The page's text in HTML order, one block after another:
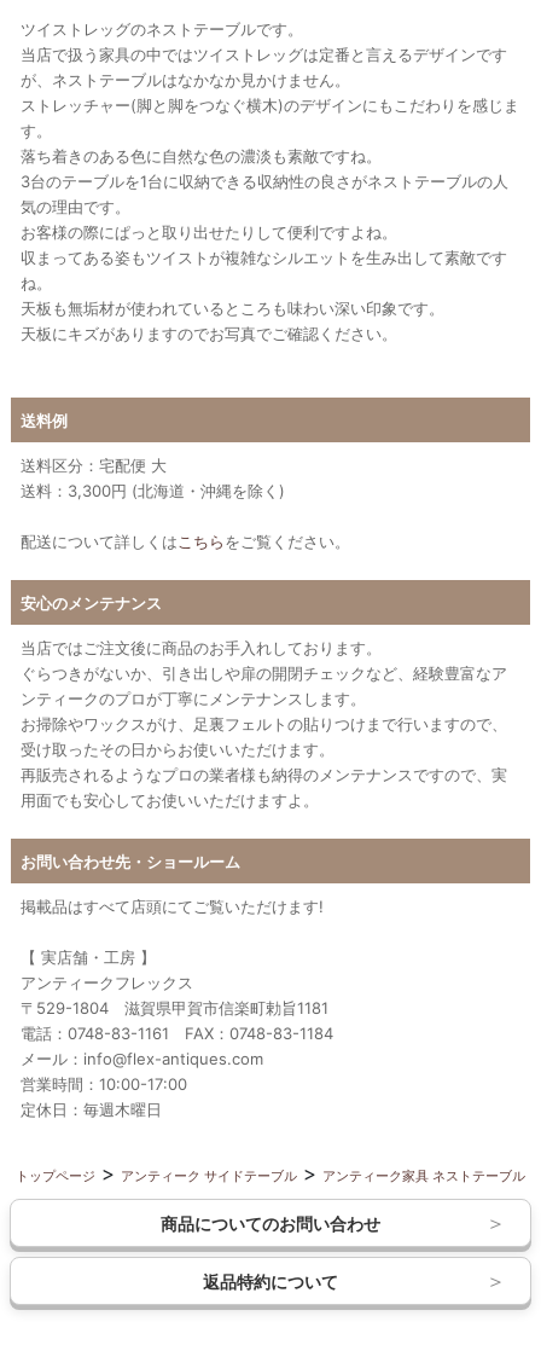
ツイストレッグのネストテーブルです。
当店で扱う家具の中ではツイストレッグは定番と言えるデザインです
が、ネストテーブルはなかなか見かけません。
ストレッチャー(脚と脚をつなぐ横木)のデザインにもこだわりを感じま
す。
落ち着きのある色に自然な色の濃淡も素敵ですね。
3台のテーブルを1台に収納できる収納性の良さがネストテーブルの人
気の理由です。
お客様の際にぱっと取り出せたりして便利ですよね。
収まってある姿もツイストが複雑なシルエットを生み出して素敵です
ね。
天板も無垢材が使われているところも味わい深い印象です。
天板にキズがありますのでお写真でご確認ください。
送料例
送料区分：宅配便 大
送料：3,300円 (北海道・沖縄を除く)
配送について詳しくは こちらをご覧ください。
安心のメンテナンス
当店ではご注文後に商品のお手入れしております。
ぐらつきがないか、引き出しや扉の開閉チェックなど、経験豊富なア
ンティークのプロが丁寧にメンテナンスします。
お掃除やワックスがけ、足裏フェルトの貼りつけまで行いますので、
受け取ったその日からお使いいただけます。
再販売されるようなプロの業者様も納得のメンテナンスですので、実
用面でも安心してお使いいただけますよ。
お問い合わせ先・ショールーム
掲載品はすべて店頭にてご覧いただけます!
【 実店舗・工房 】
アンティークフレックス
〒529-1804 滋賀県甲賀市信楽町勅旨1181
電話：0748-83-1161 FAX：0748-83-1184
メール：info@flex-antiques.com
営業時間：10:00-17:00
定休日：毎週木曜日
トップページ アンティーク サイドテーブル アンティーク家具 ネストテーブル
商品についてのお問い合わせ
返品特約について